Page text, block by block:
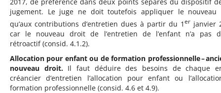
2017, de préférence dans deux points séparés du dispositif
jugement. Le juge ne doit toutefois appliquer le nouveau
qu’aux contributions d’entretien dues à partir du 1 er janvier
car le nouveau droit de l’entretien de l’enfant n’a pas
rétroactif (consid. 4.1.2).
Allocation pour enfant ou de formation professionnelle –
nouveau droit.Il faut déduire des besoins de chaque
créancier d’entretien l’allocation pour enfant ou
formation professionnelle (consid. 4.6 et 4.9).